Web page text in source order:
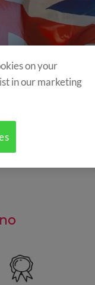
on your
in our marketing